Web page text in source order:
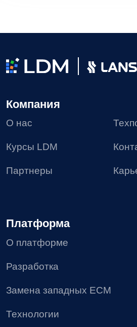
post@ldm.ru
Политика в отношении обработки
Согласие на получение рекламных
Соглашение об использовании файлов
персональных данных
Блог